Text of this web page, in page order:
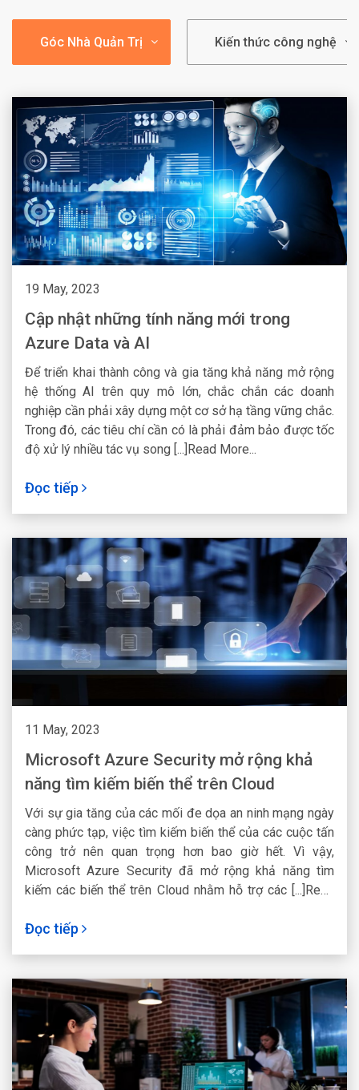
Góc Nhà Quản Trị Kiến thức công nghệ
19 May, 2023
Cập nhật những tính năng mới trong
Azure Data và AI
Để triển khai thành công và gia tăng khả năng mở rộng
hệ thống AI trên quy mô lớn, chắc chắn các doanh
nghiệp cần phải xây dựng một cơ sở hạ tầng vững chắc.
Trong đó, các tiêu chí cần có là phải đảm bảo được tốc
độ xử lý nhiều tác vụ song [...]Read More...
Đọc tiếp
11 May, 2023
Microsoft Azure Security mở rộng khả
năng tìm kiếm biến thể trên Cloud
Với sự gia tăng của các mối đe dọa an ninh mạng ngày
càng phức tạp, việc tìm kiếm biến thể của các cuộc tấn
công trở nên quan trọng hơn bao giờ hết. Vì vậy,
Microsoft Azure Security đã mở rộng khả năng tìm
kiếm các biến thể trên Cloud nhằm hỗ trợ các [...]Read
Đọc tiếp